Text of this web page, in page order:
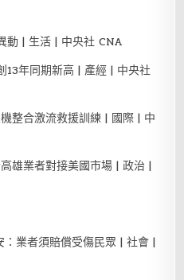
動 | 生活 | 中央社 CNA
年同期新高 | 產經 | 中央社
整合激流救援訓練 | 國際 | 中
雄業者對接美國市場 | 政治 |
業者須賠償受傷民眾 | 社會 |